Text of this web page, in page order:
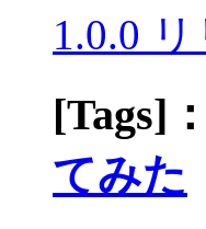
1.0.0
[Tags]：
てみた